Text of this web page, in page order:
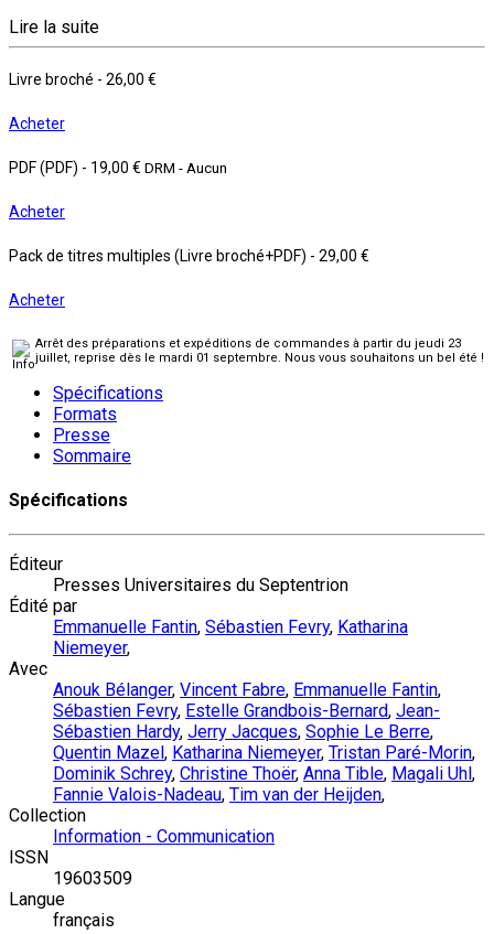
Lire la suite
Livre broché - 26,00 €
Acheter
PDF (PDF) - 19,00 € DRM - Aucun
Acheter
Pack de titres multiples (Livre broché+PDF) - 29,00 €
Acheter
Arrêt des préparations et expéditions de commandes à partir du jeudi 23
juillet, reprise dès le mardi 01 septembre. Nous vous souhaitons un bel été !
Spécifications
Formats
Presse
Sommaire
Spécifications
Éditeur
Presses Universitaires du Septentrion
Édité par
Emmanuelle Fantin, Sébastien Fevry, Katharina
Niemeyer,
Avec
Anouk Bélanger, Vincent Fabre, Emmanuelle Fantin,
Sébastien Fevry, Estelle Grandbois-Bernard, Jean-
Sébastien Hardy, Jerry Jacques, Sophie Le Berre,
Quentin Mazel , Katharina Niemeyer, Tristan Paré-Morin,
Dominik Schrey, Christine Thoër, Anna Tible, Magali Uhl ,
Fannie Valois-Nadeau, Tim van der Heijden,
Collection
Information - Communication
ISSN
19603509
Langue
français